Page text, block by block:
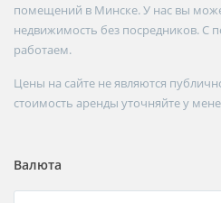
помещений в Минске. У нас вы
недвижимость без посредников. С
работаем.
Цены на сайте не являются
стоимость аренды уточняйте у
Валюта